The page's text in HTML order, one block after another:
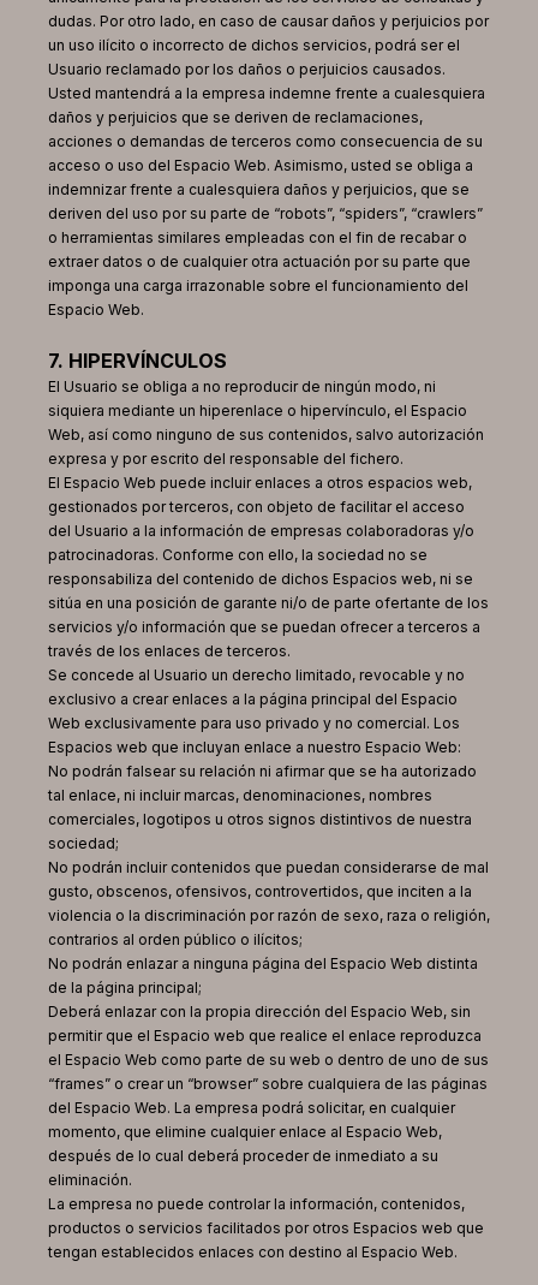
dudas. Por otro lado, en caso de causar daños y perjuicios por
un uso ilícito o incorrecto de dichos servicios, podrá ser el
Usuario reclamado por los daños o perjuicios causados.
Usted mantendrá a la empresa indemne frente a cualesquiera
daños y perjuicios que se deriven de reclamaciones,
acciones o demandas de terceros como consecuencia de su
acceso o uso del Espacio Web. Asimismo, usted se obliga a
indemnizar frente a cualesquiera daños y perjuicios, que se
deriven del uso por su parte de “robots”, “spiders”, “crawlers”
o herramientas similares empleadas con el fin de recabar o
extraer datos o de cualquier otra actuación por su parte que
imponga una carga irrazonable sobre el funcionamiento del
Espacio Web.
7. HIPERVÍNCULOS
El Usuario se obliga a no reproducir de ningún modo, ni
siquiera mediante un hiperenlace o hipervínculo, el Espacio
Web, así como ninguno de sus contenidos, salvo autorización
expresa y por escrito del responsable del fichero.
El Espacio Web puede incluir enlaces a otros espacios web,
gestionados por terceros, con objeto de facilitar el acceso
del Usuario a la información de empresas colaboradoras y/o
patrocinadoras. Conforme con ello, la sociedad no se
responsabiliza del contenido de dichos Espacios web, ni se
sitúa en una posición de garante ni/o de parte ofertante de los
servicios y/o información que se puedan ofrecer a terceros a
través de los enlaces de terceros.
Se concede al Usuario un derecho limitado, revocable y no
exclusivo a crear enlaces a la página principal del Espacio
Web exclusivamente para uso privado y no comercial. Los
Espacios web que incluyan enlace a nuestro Espacio Web:
No podrán falsear su relación ni afirmar que se ha autorizado
tal enlace, ni incluir marcas, denominaciones, nombres
comerciales, logotipos u otros signos distintivos de nuestra
sociedad;
No podrán incluir contenidos que puedan considerarse de mal
gusto, obscenos, ofensivos, controvertidos, que inciten a la
violencia o la discriminación por razón de sexo, raza o religión,
contrarios al orden público o ilícitos;
No podrán enlazar a ninguna página del Espacio Web distinta
de la página principal;
Deberá enlazar con la propia dirección del Espacio Web, sin
permitir que el Espacio web que realice el enlace reproduzca
el Espacio Web como parte de su web o dentro de uno de sus
“frames” o crear un “browser” sobre cualquiera de las páginas
del Espacio Web. La empresa podrá solicitar, en cualquier
momento, que elimine cualquier enlace al Espacio Web,
después de lo cual deberá proceder de inmediato a su
eliminación.
La empresa no puede controlar la información, contenidos,
productos o servicios facilitados por otros Espacios web que
tengan establecidos enlaces con destino al Espacio Web.